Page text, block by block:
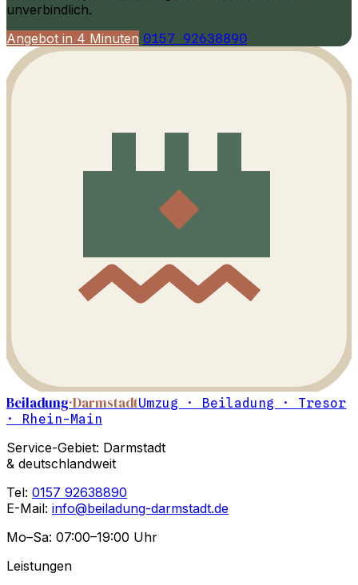
unverbindlich.
Angebot in 4 Minuten 0157 92638890
Beiladung·DarmstadtUmzug · Beiladung · Tresor
· Rhein-Main
Service-Gebiet: Darmstadt
& deutschlandweit
Tel: 0157 92638890
E-Mail: info@beiladung-darmstadt.de
Mo–Sa: 07:00–19:00 Uhr
Leistungen